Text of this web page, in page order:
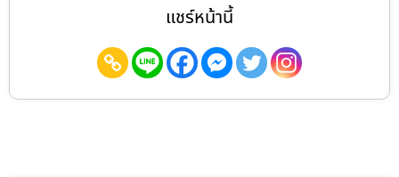
แชร์หน้านี้